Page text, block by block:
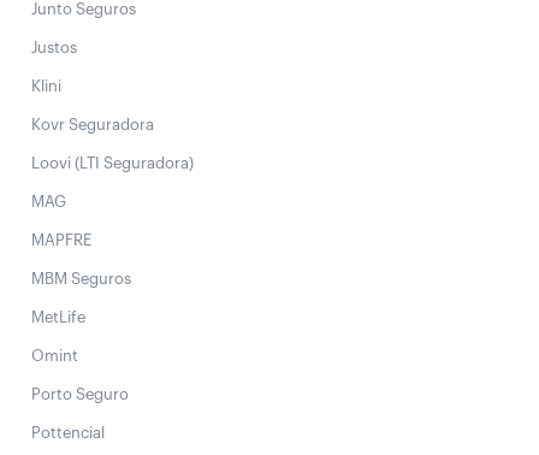
Junto Seguros
Justos
Klini
Kovr Seguradora
Loovi (LTI Seguradora)
MAG
MAPFRE
MBM Seguros
MetLife
Omint
Porto Seguro
Pottencial